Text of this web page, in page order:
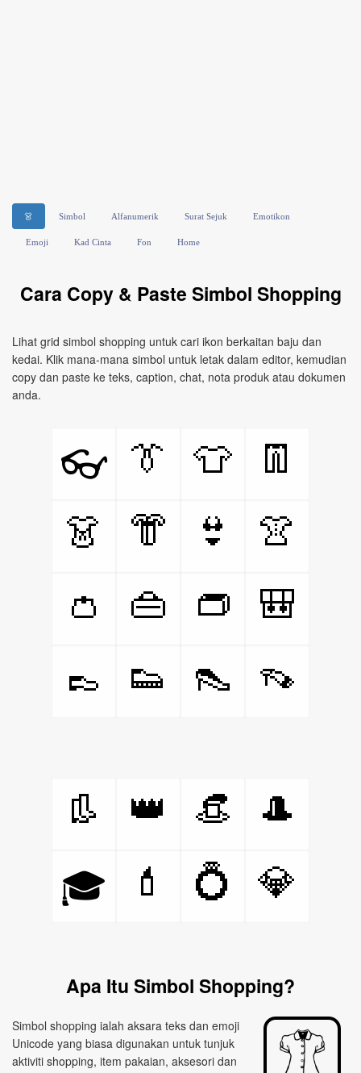
👗 Simbol Alfanumerik Surat Sejuk Emotikon
Emoji Kad Cinta Fon Home
Cara Copy & Paste Simbol Shopping
Lihat grid simbol shopping untuk cari ikon berkaitan baju dan
kedai. Klik mana‑mana simbol untuk letak dalam editor, kemudian
copy dan paste ke teks, caption, chat, nota produk atau dokumen
anda.
👓 👔 👕
👖
👗
👘 👙
👚
👛
👜 👝
🎒
👞
👟 👠 👡
👢 👑 👒
🎩
🎓
💄 💍 💎
Apa Itu Simbol Shopping?
Simbol shopping ialah aksara teks dan emoji
Unicode yang biasa digunakan untuk tunjuk
aktiviti shopping, item pakaian, aksesori dan